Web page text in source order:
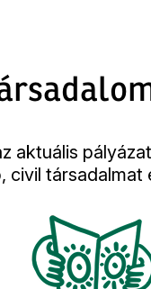
aktuális
civil társadalmat